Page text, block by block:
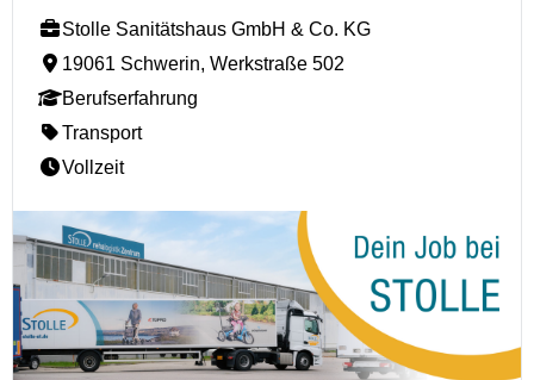
Stolle Sanitätshaus GmbH & Co. KG
19061 Schwerin, Werkstraße 502
Berufserfahrung
Transport
Vollzeit